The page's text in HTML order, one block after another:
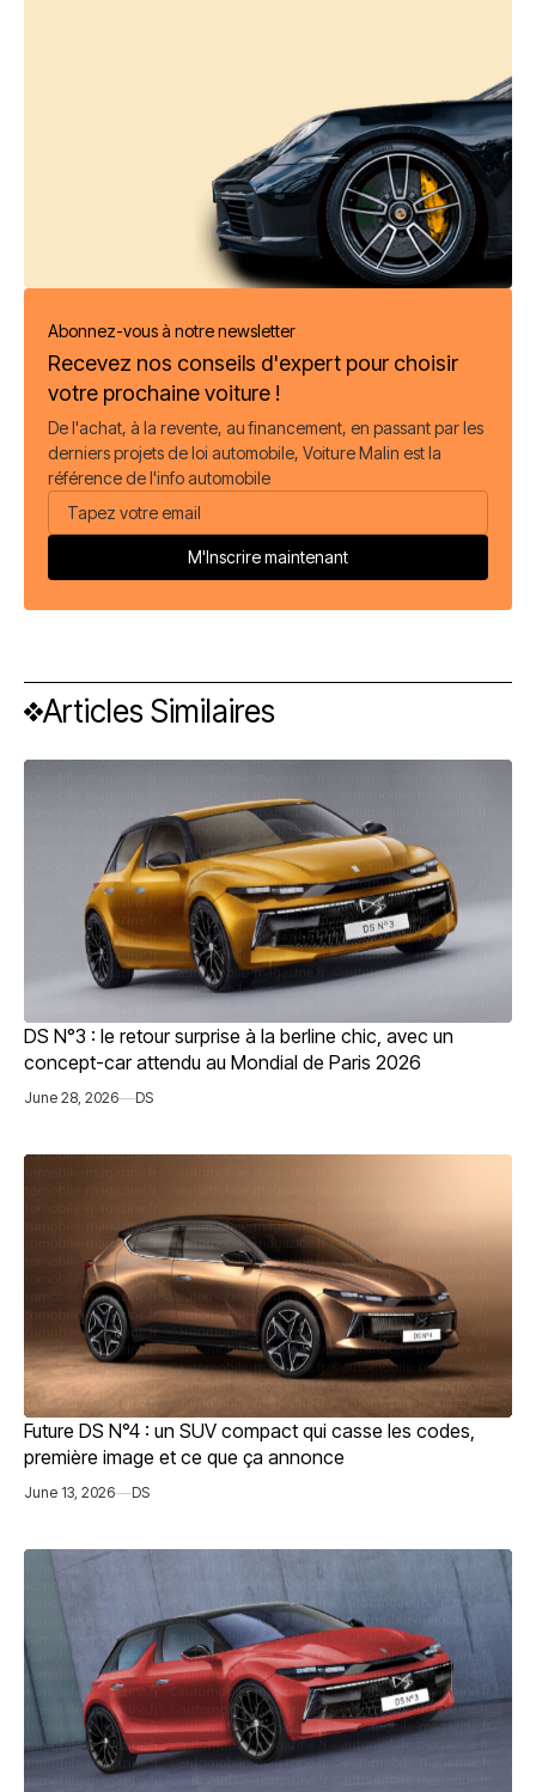
Abonnez-vous à notre newsletter
Recevez nos conseils d'expert pour choisir
votre prochaine voiture !
De l'achat, à la revente, au financement, en passant par les
derniers projets de loi automobile, Voiture Malin est la
référence de l'info automobile
Articles Similaires
DS N°3 : le retour surprise à la berline chic, avec un
concept-car attendu au Mondial de Paris 2026
June 28, 2026 DS
Future DS N°4 : un SUV compact qui casse les codes,
première image et ce que ça annonce
June 13, 2026 DS